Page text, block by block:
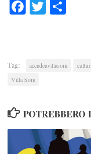
Tag: accadeavillasora
Villa Sora
POTREBBERO